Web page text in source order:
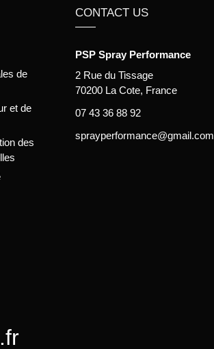
de
et de
des
CONTACT US
PSP Spray Performance
2 Rue du Tissage
70200 La Cote, France
07 43 36 88 92
sprayperformance@gmail.com